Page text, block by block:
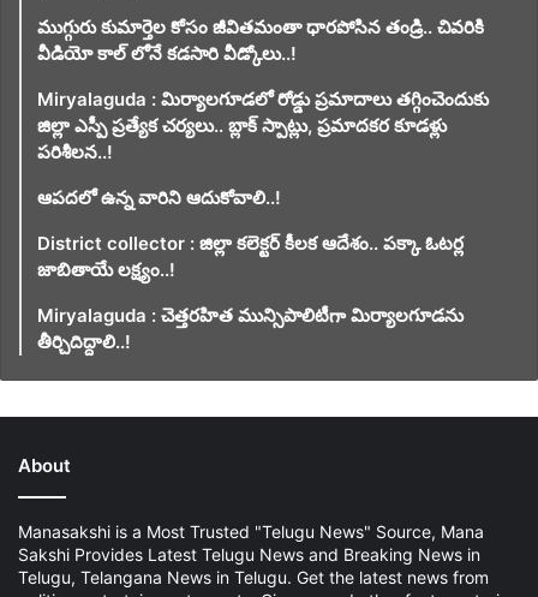
ముగ్గురు కుమార్తెల కోసం జీవితమంతా ధారపోసిన తండ్రి.. చివరికి
వీడియో కాల్ లోనే కడసారి వీడ్కోలు..!
Miryalaguda : మిర్యాలగూడలో రోడ్డు ప్రమాదాలు తగ్గించెందుకు
జిల్లా ఎస్పీ ప్రత్యేక చర్యలు.. బ్లాక్ స్పాట్లు, ప్రమాదకర కూడళ్లు
పరిశీలన..!
ఆపదలో ఉన్న వారిని ఆదుకోవాలి..!
District collector : జిల్లా కలెక్టర్ కీలక ఆదేశం.. పక్కా ఓటర్ల
జాబితాయే లక్ష్యం..!
Miryalaguda : చెత్తరహిత మున్సిపాలిటీగా మిర్యాలగూడను
తీర్చిదిద్దాలి..!
About
Manasakshi is a Most Trusted "Telugu News" Source, Mana
Sakshi Provides Latest Telugu News and Breaking News in
Telugu, Telangana News in Telugu. Get the latest news from